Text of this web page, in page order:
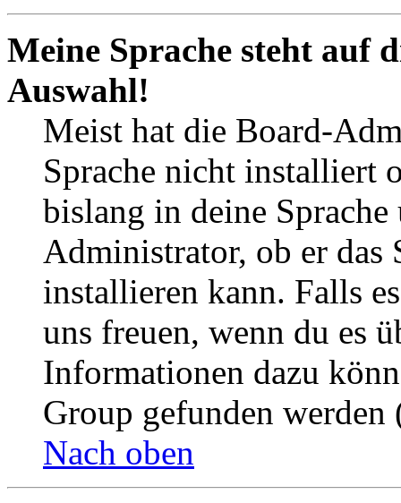
Meine Sprache steht auf
Auswahl!
Meist hat die Board-
Sprache nicht installiert
bislang in deine
Administrator, ob er das
installieren kann. Falls
uns freuen, wenn du es
Informationen dazu
Group gefunden
Nach oben